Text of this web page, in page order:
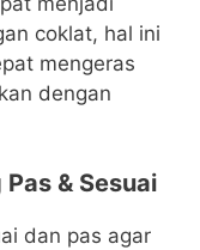
coklat, hal ini
mengeras
dengan
& Sesuai
dan pas agar